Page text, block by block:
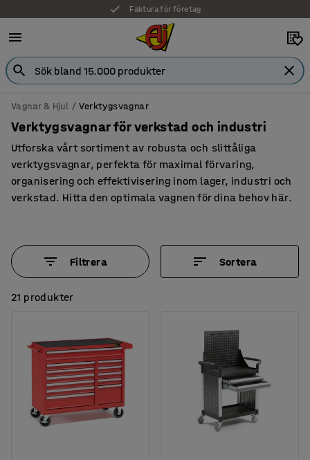
Faktura för företag
Vagnar & Hjul Verktygsvagnar
Verktygsvagnar för verkstad och industri
Utforska vårt sortiment av robusta och slittåliga
verktygsvagnar, perfekta för maximal förvaring,
organisering och effektivisering inom lager, industri och
verkstad. Hitta den optimala vagnen för dina behov här.
Filtrera Sortera
21 produkter